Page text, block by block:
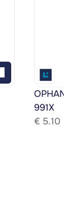
991X
€ 5.10